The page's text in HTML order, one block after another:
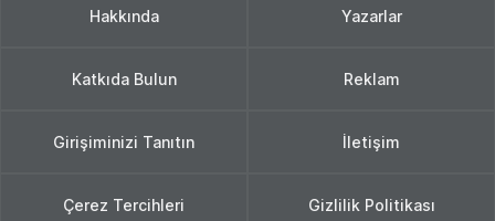
Hakkında Yazarlar
Katkıda Bulun Reklam
Girişiminizi Tanıtın İletişim
Çerez Tercihleri Gizlilik Politikası